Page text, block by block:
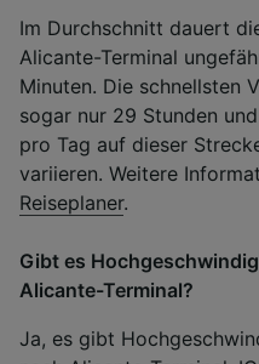
Im Durchschnitt dauert
Alicante-Terminal
Minuten. Die schnellsten
sogar nur 29 Stunden
pro Tag auf dieser
variieren. Weitere
Reiseplaner.
Gibt es
Alicante-Terminal?
Ja, es gibt